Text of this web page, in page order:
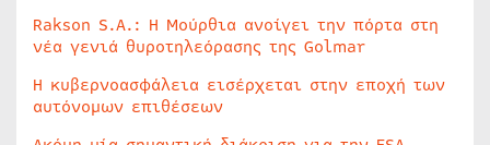
Rakson S.A.: Η Μούρθια ανοίγει την πόρτα στη
νέα γενιά θυροτηλεόρασης της Golmar
Η κυβερνοασφάλεια εισέρχεται στην εποχή των
αυτόνομων επιθέσεων